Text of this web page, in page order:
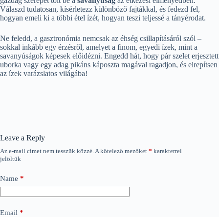
Válaszd tudatosan, kísérletezz különböző fajtákkal, és fedezd fel,
hogyan emeli ki a többi étel ízét, hogyan teszi teljessé a tányérodat.
Ne feledd, a gasztronómia nemcsak az éhség csillapításáról szól –
sokkal inkább egy érzésről, amelyet a finom, egyedi ízek, mint a
savanyúságok képesek előidézni. Engedd hát, hogy pár szelet erjesztett
uborka vagy egy adag pikáns káposzta magával ragadjon, és elrepítsen
az ízek varázslatos világába!
Leave a Reply
Az e-mail címet nem tesszük közzé.A kötelező mezőket * karakterrel
jelöltük
Name *
Email *